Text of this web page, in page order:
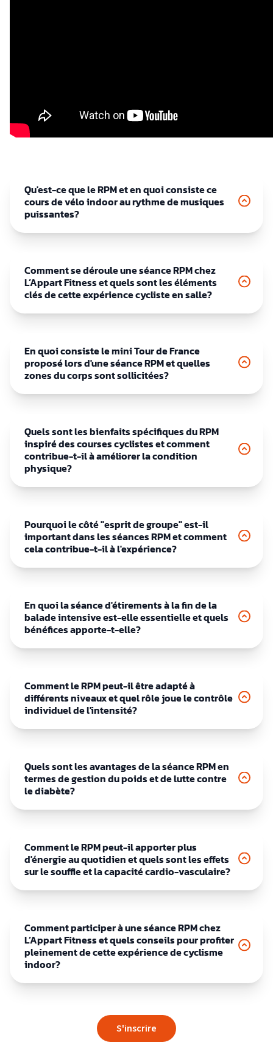
Qu'est-ce que le RPM et en quoi consiste ce
cours de vélo indoor au rythme de musiques
puissantes?
Comment se déroule une séance RPM chez
L’Appart Fitness et quels sont les éléments
clés de cette expérience cycliste en salle?
En quoi consiste le mini Tour de France
proposé lors d'une séance RPM et quelles
zones du corps sont sollicitées?
Quels sont les bienfaits spécifiques du RPM
inspiré des courses cyclistes et comment
contribue-t-il à améliorer la condition
physique?
Pourquoi le côté "esprit de groupe" est-il
important dans les séances RPM et comment
cela contribue-t-il à l'expérience?
En quoi la séance d'étirements à la fin de la
balade intensive est-elle essentielle et quels
bénéfices apporte-t-elle?
Comment le RPM peut-il être adapté à
différents niveaux et quel rôle joue le contrôle
individuel de l'intensité?
Quels sont les avantages de la séance RPM en
termes de gestion du poids et de lutte contre
le diabète?
Comment le RPM peut-il apporter plus
d'énergie au quotidien et quels sont les effets
sur le souffle et la capacité cardio-vasculaire?
Comment participer à une séance RPM chez
L’Appart Fitness et quels conseils pour profiter
pleinement de cette expérience de cyclisme
indoor?
S'inscrire